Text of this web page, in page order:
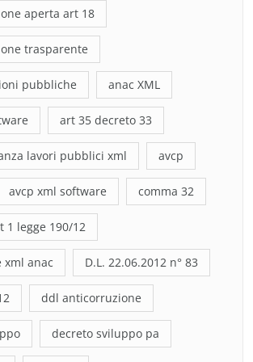
aperta art 18
trasparente
pubbliche anac XML
art 35 decreto 33
lavori pubblici xml avcp
avcp xml software comma 32
1 legge 190/12
xml anac D.L. 22.06.2012 n° 83
ddl anticorruzione
decreto sviluppo pa